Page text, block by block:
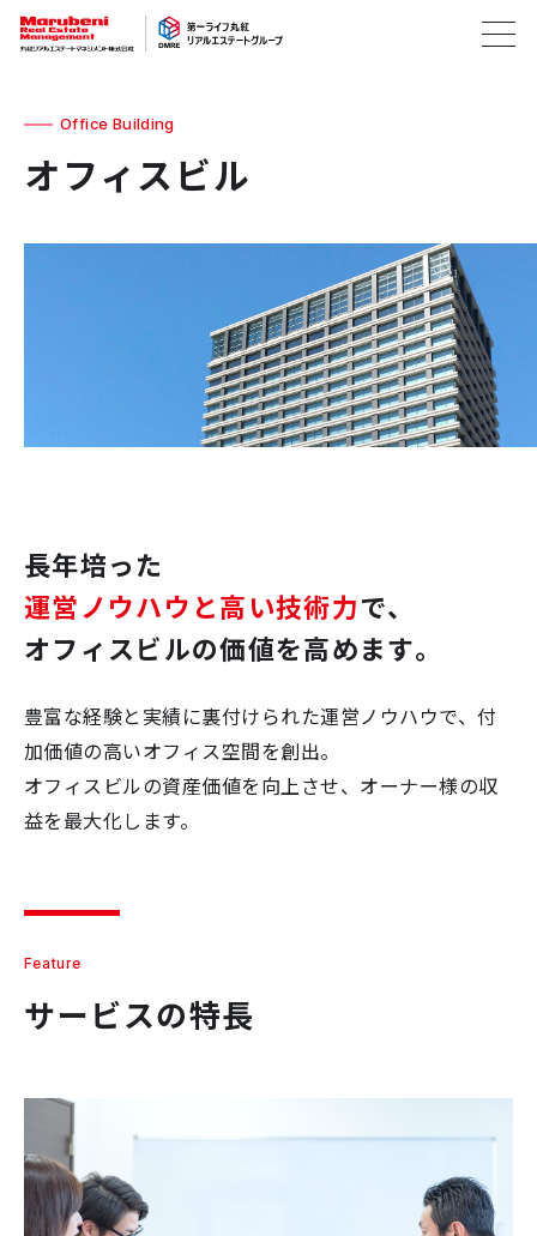
Office Building
オフィスビル
長年培った
運営ノウハウと高い技術力で、
オフィスビルの価値を高めます。
豊富な経験と実績に裏付けられた運営ノウハウで、付
加価値の高いオフィス空間を創出。
オフィスビルの資産価値を向上させ、オーナー様の収
益を最大化します。
Feature
サービスの特長